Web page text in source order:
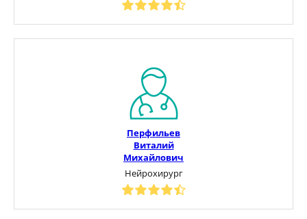
Перфильев
Виталий
Михайлович
Нейрохирург